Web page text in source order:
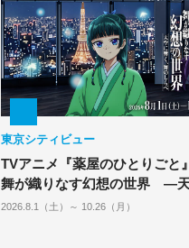
東京シティビュー
TVアニメ『薬屋のひとりごと
舞が織りなす幻想の世界 ―
2026.8.1（土）～ 10.26（月）